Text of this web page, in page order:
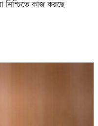
নিশ্চিতে কাজ করছে